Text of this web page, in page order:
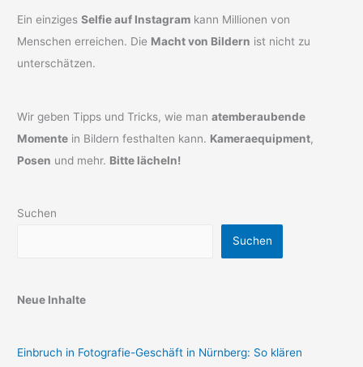
Ein einzigesSelfie auf Instagram kann Millionen von
Menschen erreichen. Die Macht von Bildern ist nicht zu
unterschätzen.
Wir geben Tipps und Tricks, wie manatemberaubende
Momente in Bildern festhalten kann. Kameraequipment,
Posen und mehr. Bitte lächeln!
Suchen
Suchen
Neue Inhalte
Einbruch in Fotografie-Geschäft in Nürnberg: So klären